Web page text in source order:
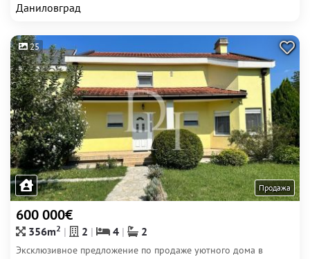
Даниловград
25
Продажа
600 000€
356m2 2 4 2
Эксклюзивное предложение по продаже уютного дома в